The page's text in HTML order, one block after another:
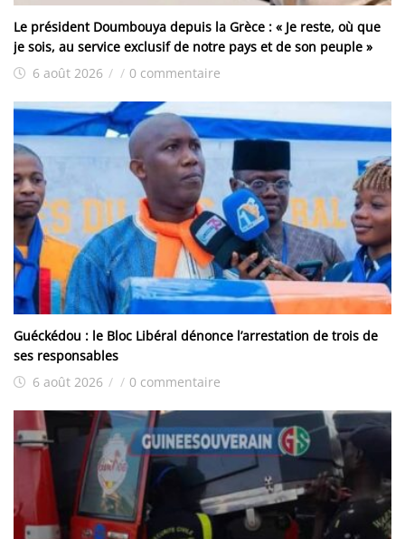
Le président Doumbouya depuis la Grèce : « Je reste, où que
je sois, au service exclusif de notre pays et de son peuple »
6 août 2026 / / 0 commentaire
Guéckédou : le Bloc Libéral dénonce l’arrestation de trois de
ses responsables
6 août 2026 / / 0 commentaire